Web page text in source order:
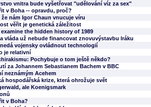
vnitra bude vyšetřovat "udělování víz za sex"
v Boha -- opravdu, proč?
že nám Igor Chaun vnucuje víru
věřit je genetická záležitost
the hidden history of 1989
vláda už nebude financovat znovuvýstavbu Iráku
nedá vojensky ovládnout technologií
je relativní
Pochybuje o tom ještě někdo?
za Johannem Sebastianem Bachem v BBC
neznámým Acehem
hospodářská krize, která ohrožuje svět
ale Koenigsmark
v Boha?